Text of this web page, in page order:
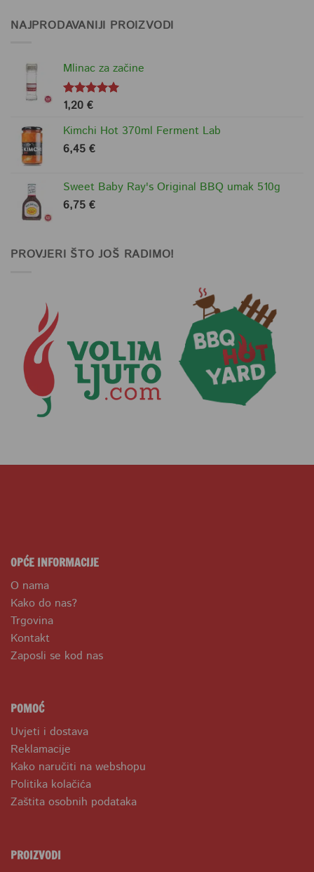
NAJPRODAVANIJI PROIZVODI
Mlinac za začine
Ocjenjeno
1,20 €
Kimchi Hot 370ml Ferment Lab
6,45 €
Sweet Baby Ray's Original BBQ umak 510g
6,75 €
PROVJERI ŠTO JOŠ RADIMO!
OPĆE INFORMACIJE
O nama
Kako do nas?
Trgovina
Kontakt
Zaposli se kod nas
POMOĆ
Uvjeti i dostava
Reklamacije
Kako naručiti na webshopu
Politika kolačića
Zaštita osobnih podataka
PROIZVODI